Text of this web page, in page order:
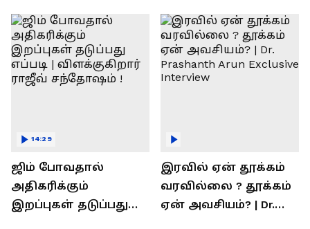
ஜிம் போவதால்
அதிகரிக்கும்
இறப்புகள் தடுப்பது
14:29
இரவில் ஏன் தூக்கம்
வரவில்லை ? தூக்கம்
ஏன் அவசியம்? | Dr.